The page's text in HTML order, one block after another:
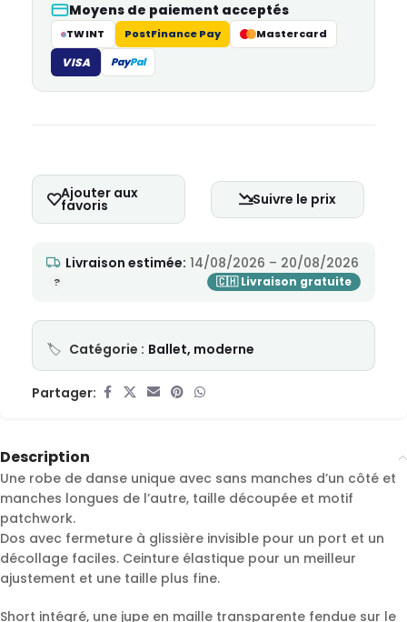
Moyens de paiement acceptés
TWINT PostFinance Pay Mastercard
VISA PayPal
Ajouter aux
favoris Suivre le prix
Livraison estimée: 14/08/2026 – 20/08/2026
Catégorie : Ballet, moderne
Partager:
Description
Une robe de danse unique avec sans manches d’un côté et
manches longues de l’autre, taille découpée et motif
patchwork.
Dos avec fermeture à glissière invisible pour un port et un
décollage faciles. Ceinture élastique pour un meilleur
ajustement et une taille plus fine.
Short intégré, une jupe en maille transparente fendue sur le